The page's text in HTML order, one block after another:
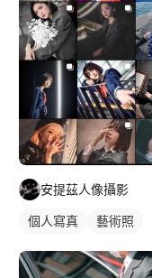
安提茲人像攝影
個人寫真 藝術照